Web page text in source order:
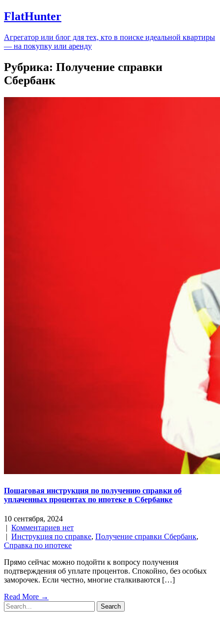
FlatHunter
Агрегатор или блог для тех, кто в поиске идеальной квартиры
— на покупку или аренду
Рубрика: Получение справки
Сбербанк
Пошаговая инструкция по получению справки об
уплаченных процентах по ипотеке в Сбербанке
10 сентября, 2024
| Комментариев нет
| Инструкция по справке, Получение справки Сбербанк,
Справка по ипотеке
Прямо сейчас можно подойти к вопросу получения
подтверждения об уплате процентов. Спокойно, без особых
заморочек. Если честно, многие сталкиваются […]
Read More →